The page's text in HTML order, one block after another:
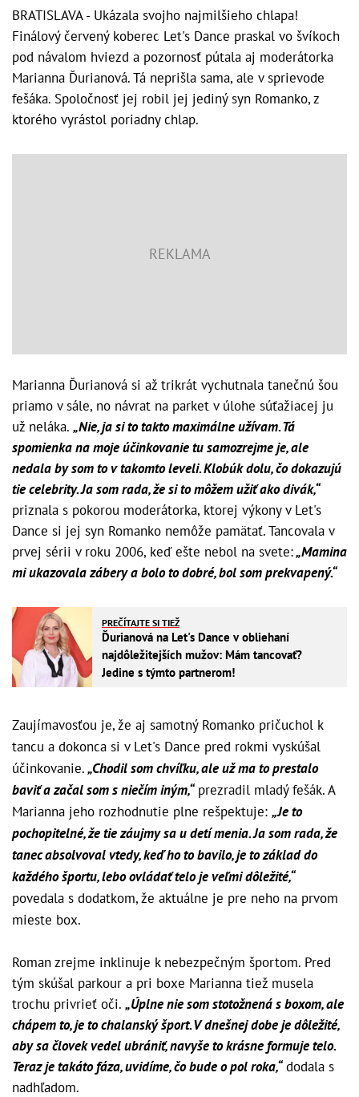
BRATISLAVA - Ukázala svojho najmilšieho chlapa!
Finálový červený koberec Let's Dance praskal vo švíkoch
pod návalom hviezd a pozornosť pútala aj moderátorka
Marianna Ďurianová. Tá neprišla sama, ale v sprievode
fešáka. Spoločnosť jej robil jej jediný syn Romanko, z
ktorého vyrástol poriadny chlap.
Marianna Ďurianová si až trikrát vychutnala tanečnú šou
priamo v sále, no návrat na parket v úlohe súťažiacej ju
už neláka. „Nie, ja si to takto maximálne užívam. Tá
spomienka na moje účinkovanie tu samozrejme je, ale
nedala by som to v takomto leveli. Klobúk dolu, čo dokazujú
tie celebrity. Ja som rada, že si to môžem užiť ako divák,“
priznala s pokorou moderátorka, ktorej výkony v Let's
Dance si jej syn Romanko nemôže pamätať. Tancovala v
prvej sérii v roku 2006, keď ešte nebol na svete:„Mamina
mi ukazovala zábery a bolo to dobré, bol som prekvapený.“
PREČÍTAJTE SI TIEŽ
Ďurianová na Let's Dance v obliehaní
najdôležitejších mužov: Mám tancovať?
Jedine s týmto partnerom!
Zaujímavosťou je, že aj samotný Romanko pričuchol k
tancu a dokonca si v Let's Dance pred rokmi vyskúšal
účinkovanie.„Chodil som chvíľku, ale už ma to prestalo
baviť a začal som s niečím iným,“prezradil mladý fešák. A
Marianna jeho rozhodnutie plne rešpektuje: „Je to
pochopitelné, že tie záujmy sa u detí menia. Ja som rada, že
tanec absolvoval vtedy, keď ho to bavilo, je to základ do
každého športu, lebo ovládať telo je veľmi dôležité,“
povedala s dodatkom, že aktuálne je pre neho na prvom
mieste box.
Roman zrejme inklinuje k nebezpečným športom. Pred
tým skúšal parkour a pri boxe Marianna tiež musela
trochu privrieť oči. „Úplne nie som stotožnená s boxom, ale
chápem to, je to chalanský šport. V dnešnej dobe je dôležité,
aby sa človek vedel ubrániť, navyše to krásne formuje telo.
Teraz je takáto fáza, uvidíme, čo bude o pol roka,“dodala s
nadhľadom.